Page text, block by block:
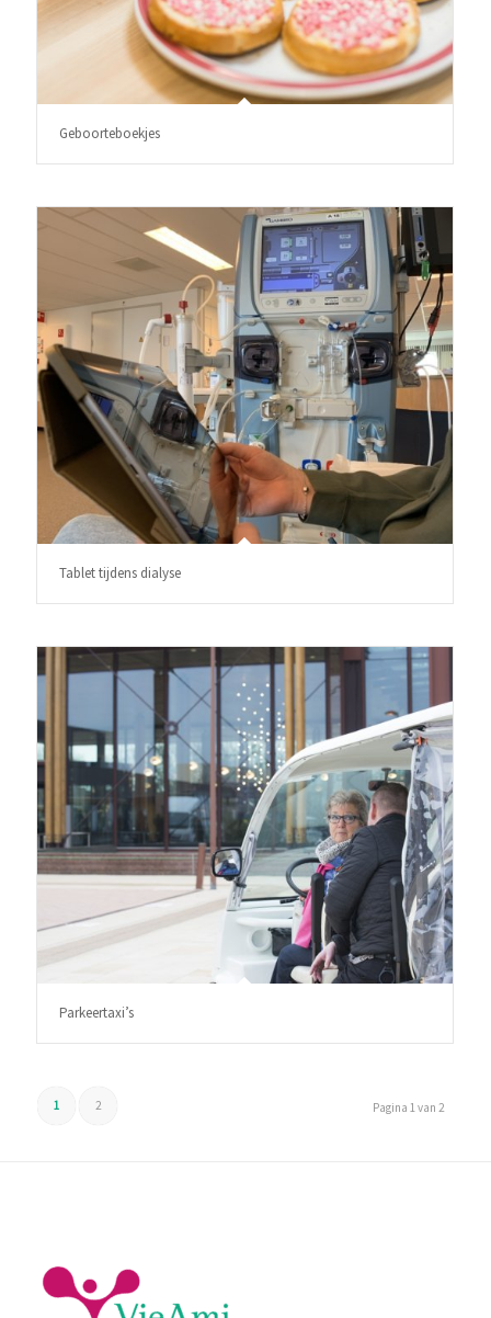
Geboorteboekjes
Tablet tijdens dialyse
Parkeertaxi’s
Pagina 1 van 2
1 2